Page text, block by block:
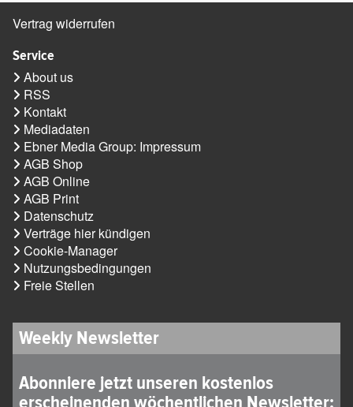
Vertrag widerrufen
Service
About us
RSS
Kontakt
Mediadaten
Ebner Media Group: Impressum
AGB Shop
AGB Online
AGB Print
Datenschutz
Verträge hier kündigen
Cookie-Manager
Nutzungsbedingungen
Freie Stellen
Weekly Newsletter
Abonniere jetzt unseren kostenlos